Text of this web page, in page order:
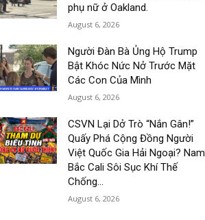
phụ nữ ở Oakland.
August 6, 2026
Người Đàn Bà Ủng Hộ Trump
Bật Khóc Nức Nở Trước Mặt
Các Con Của Mình
August 6, 2026
CSVN Lại Dở Trò “Nắn Gân!”
Quấy Phá Cộng Đồng Người
Việt Quốc Gia Hải Ngoại? Nam
Bắc Cali Sôi Sục Khí Thế
Chống...
August 6, 2026